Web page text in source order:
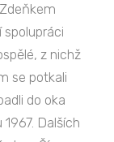
z nichž
se potkali
do oka
Dalších